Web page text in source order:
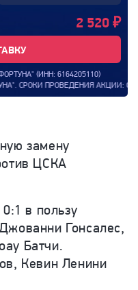
2 520 ₽
(ИНН: 6164205110)
АКЦИИ: С
замену
ЦСКА
в пользу
Гонсалес,
Батчи.
Кевин Ленини